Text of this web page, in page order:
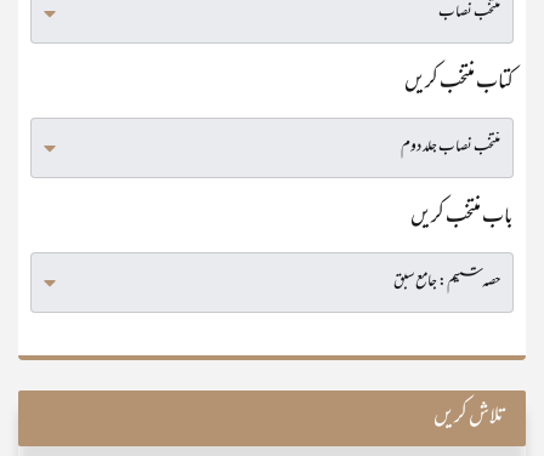
کتاب منتخب کریں
باب منتخب کریں
تلاش کریں